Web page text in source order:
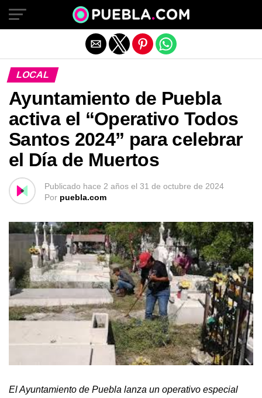
LOCAL
Ayuntamiento de Puebla
activa el “Operativo Todos
Santos 2024” para celebrar
el Día de Muertos
Publicado hace 2 años el 31 de octubre de 2024
Por puebla.com
El Ayuntamiento de Puebla lanza un operativo especial
Salir de la versión móvil